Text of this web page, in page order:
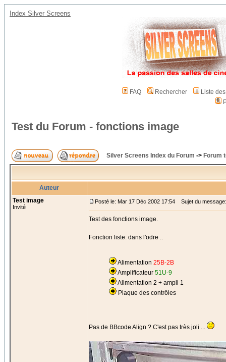
Index Silver Screens
FAQ Rechercher
Liste
Test du Forum - fonctions image
Silver Screens Index du Forum -> Forum
Auteur
Test image
Invité
Posté le: Mar 17 Déc 2002 17:54 Sujet du
Test des fonctions image.
Fonction liste: dans l'odre ..
Alimentation 25B-2B
Amplificateur 51U-9
Alimentation 2 + ampli 1
Plaque des contrôles
Pas de BBcode Align ? C'est pas très joli ...